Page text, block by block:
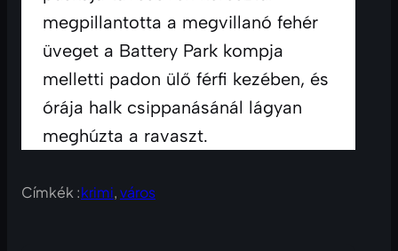
megpillantotta a megvillanó fehér
üveget a Battery Park kompja
melletti padon ülő férfi kezében, és
órája halk csippanásánál lágyan
meghúzta a ravaszt.
Címkék :krimi, város